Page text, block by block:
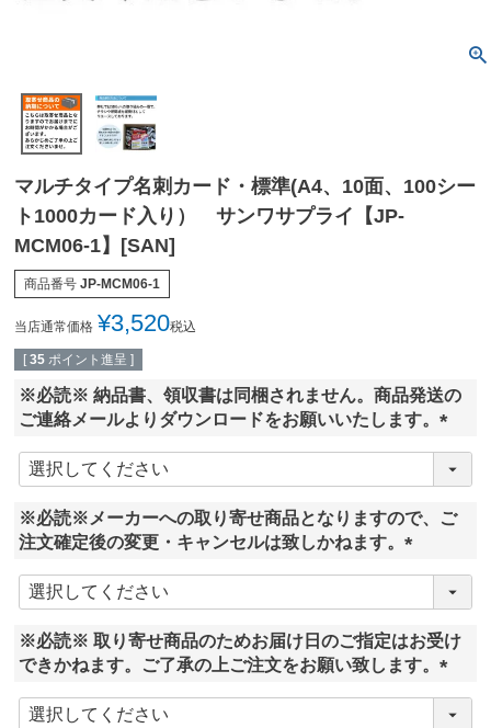
マルチタイプ名刺カード・標準(A4、10面、100シー
ト1000カード入り） サンワサプライ【JP-
MCM06-1】[SAN]
商品番号 JP-MCM06-1
当店通常価格 ¥3,520税込
[ 35 ポイント進呈 ]
※必読※ 納品書、領収書は同梱されません。商品発送の
ご連絡メールよりダウンロードをお願いいたします。
(
必
)
※必読※メーカーへの取り寄せ商品となりますので、ご
注文確定後の変更・キャンセルは致しかねます。
(
)
※必読※ 取り寄せ商品のためお届け日のご指定はお受け
できかねます。ご了承の上ご注文をお願い致します。
(
必